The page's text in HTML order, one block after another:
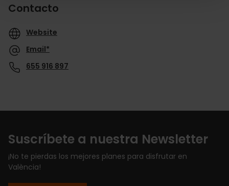
Contacto
Website
Email*
655 916 897
Suscríbete a nuestra Newsletter
¡No te pierdas los mejores planes para disfrutar en
València!